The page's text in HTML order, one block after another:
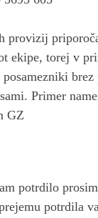
provizij
ekipe, torej v
brez
Primer
GZ
potrdilo
potrdila